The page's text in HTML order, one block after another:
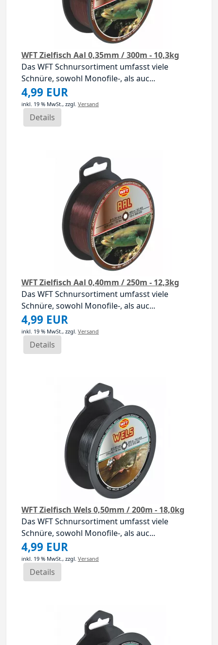
WFT Zielfisch Aal 0,35mm / 300m - 10,3kg
Das WFT Schnursortiment umfasst viele
Schnüre, sowohl Monofile-, als auc...
4,99 EUR
inkl. 19 % MwSt., zzgl. Versand
Details
WFT Zielfisch Aal 0,40mm / 250m - 12,3kg
Das WFT Schnursortiment umfasst viele
Schnüre, sowohl Monofile-, als auc...
4,99 EUR
inkl. 19 % MwSt., zzgl. Versand
Details
WFT Zielfisch Wels 0,50mm / 200m - 18,0kg
Das WFT Schnursortiment umfasst viele
Schnüre, sowohl Monofile-, als auc...
4,99 EUR
inkl. 19 % MwSt., zzgl. Versand
Details